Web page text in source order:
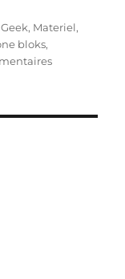
Catégories
Geek, Materiel,
bloks,
sur